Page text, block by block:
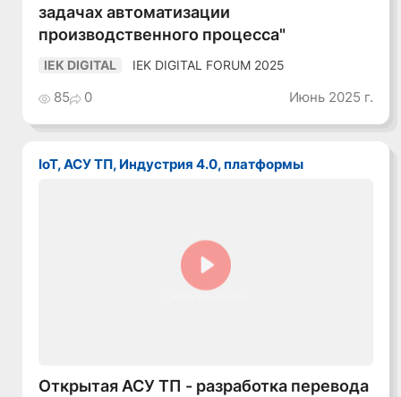
задачах автоматизации
производственного процесса"
IEK DIGITAL IEK DIGITAL FORUM 2025
85 0 Июнь 2025 г.
IoT, АСУ ТП, Индустрия 4.0, платформы
Открытая АСУ ТП - разработка перевода